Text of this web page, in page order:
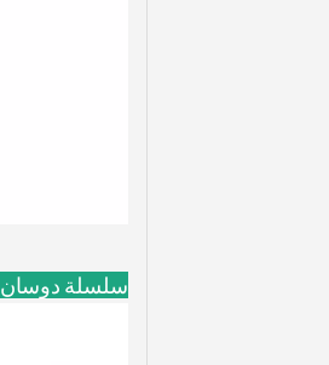
سلسلة دوسان